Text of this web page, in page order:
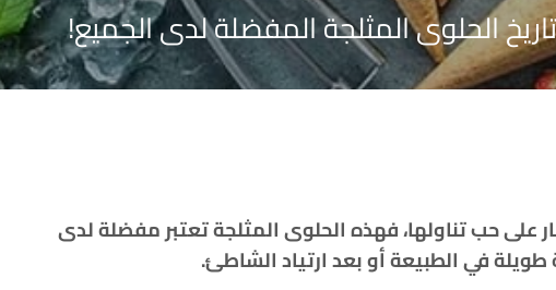
الحلوى المثلجة المفضلة لدى الجميع!
على حب تناولها، فهذه الحلوى المثلجة تعتبر مفضلة لدى
في الطبيعة أو بعد ارتياد الشاطئ.